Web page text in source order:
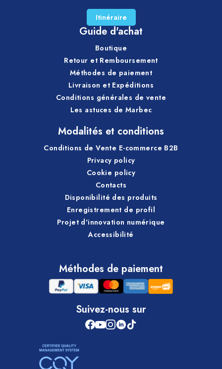
Itinéraire
Guide d'achat
Boutique
Retour et Remboursement
Méthodes de paiement
Livraison et Expéditions
Conditions générales de vente
Les astuces de Marbec
Modalités et conditions
Conditions de Vente E-commerce B2B
Privacy policy
Cookie policy
Contacts
Disponibilité des produits
Enregistrement de profil
Projet d'innovation numérique
Accessibilité
Méthodes de paiement
Suivez-nous sur